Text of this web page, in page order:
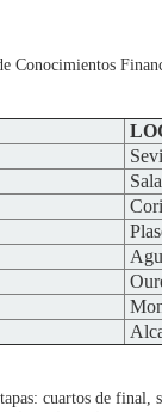
Conocimientos
cuartos de